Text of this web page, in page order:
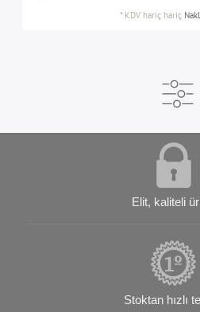
* KDV hariç hariç
Elit, kaliteli
Stoktan hızlı